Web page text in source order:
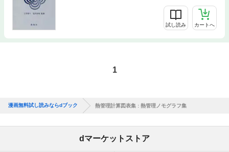
試し読み カートへ
1
漫画無料試し読みならdブック 熱管理計算図表集 : 熱管理ノモグラフ集
dマーケットストア